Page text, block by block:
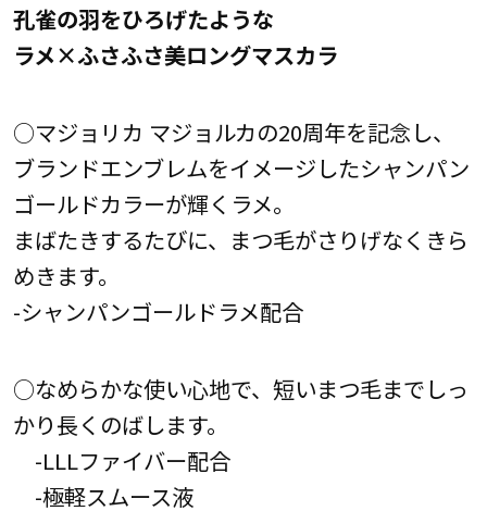
孔雀の羽をひろげたような
ラメ×ふさふさ美ロングマスカラ
○マジョリカ マジョルカの20周年を記念し、
ブランドエンブレムをイメージしたシャンパン
ゴールドカラーが輝くラメ。
まばたきするたびに、まつ毛がさりげなくきら
めきます。
-シャンパンゴールドラメ配合
○なめらかな使い心地で、短いまつ毛までしっ
かり長くのばします。
-LLLファイバー配合
-極軽スムース液